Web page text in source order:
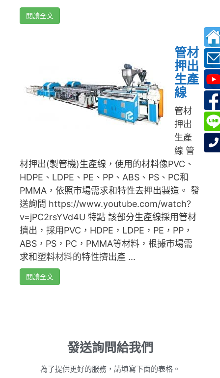
閱讀全文
管材
押出
生產
線
管材
押出
生產
線 管
材押出(製管機)生產線，使用的材料像PVC、
HDPE、LDPE、PE、PP、ABS、PS、PC和
PMMA，依照市場需求和特性去押出製造。 發
送詢問 https://www.youtube.com/watch?
v=jPC2rsYVd4U 特點 該部分生產線採用管材
擠出，採用PVC，HDPE，LDPE，PE，PP，
ABS，PS，PC，PMMA等材料，根據市場需
求和塑料材料的特性擠出產 ...
閱讀全文
發送詢問給我們
為了提供更好的服務，請填寫下面的表格。